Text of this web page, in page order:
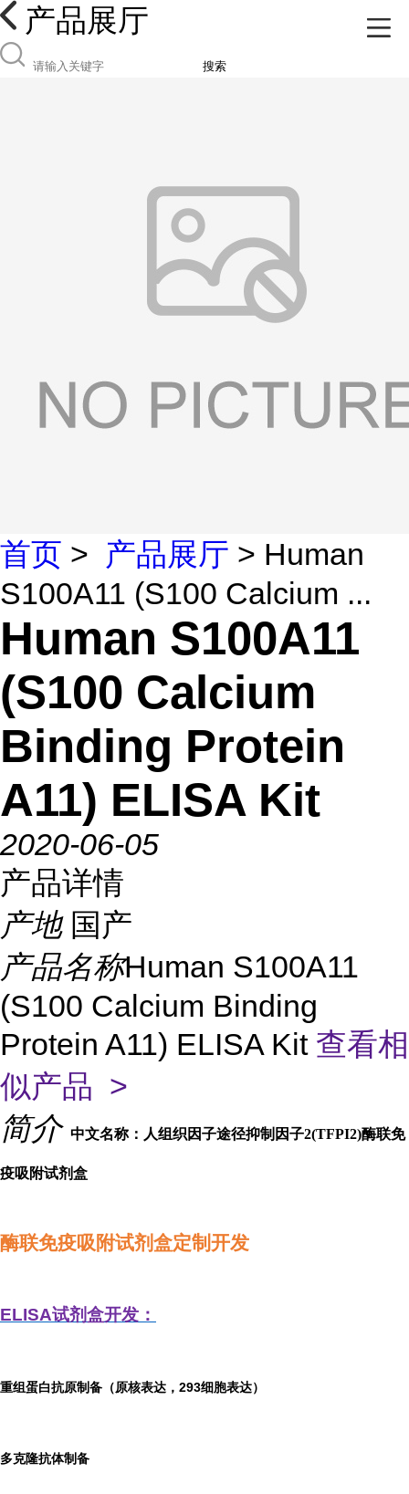
产品展厅
搜索
首页 > 产品展厅 > Human
S100A11 (S100 Calcium ...
Human S100A11
(S100 Calcium
Binding Protein
A11) ELISA Kit
2020-06-05
产品详情
产地 国产
产品名称Human S100A11
(S100 Calcium Binding
Protein A11) ELISA Kit 查看相
似产品 >
简介 中文名称：人组织因子途径抑制因子2(TFPI2)酶联免
疫吸附试剂盒
酶联免疫吸附试剂盒定制开发
ELISA试剂盒开发：
重组蛋白抗原制备（原核表达，293细胞表达）
多克隆抗体制备